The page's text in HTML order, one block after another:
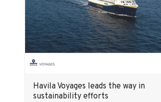
Havila Voyages leads the way in
sustainability efforts